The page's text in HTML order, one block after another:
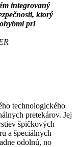
integrovaný
ktorý
pri
technologického
pretekárov. Jej
špičkových
a špeciálnych
odolnú, no